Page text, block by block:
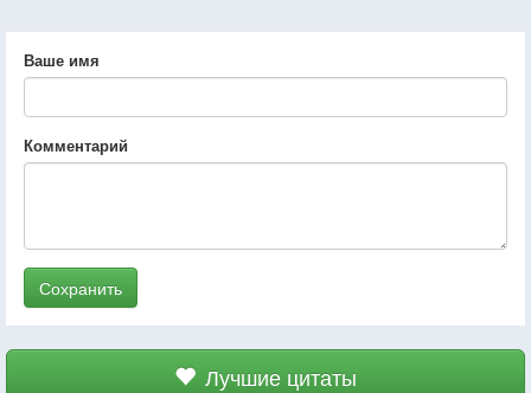
Ваше имя
Комментарий
Сохранить
Лучшие цитаты